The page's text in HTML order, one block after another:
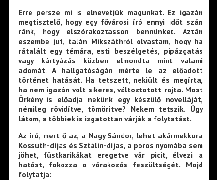
Erre persze mi is elnevetjük magunkat. Ez igazán
megtisztelő, hogy egy fővárosi író ennyi időt szán
ránk, hogy elszórakoztasson bennünket. Aztán
eszembe jut, talán Mikszáthról olvastam, hogy ha
rátalált egy témára, esti beszélgetés, pipázgatás
vagy kártyázás közben elmondta mint valami
adomát. A hallgatóságán mérte le az előadott
történet hatását. Ha tetszett, nekiült és megírta,
ha nem igazán volt sikeres, változtatott rajta. Most
Örkény is előadja nekünk egy készülő novelláját,
némileg rövidítve, tömörítve? Nekem tetszik. Úgy
látom, a többiek is izgatottan várják a folytatást.
Az író, mert ő az, a Nagy Sándor, lehet akármekkora
Kossuth-díjas és Sztálin-díjas, a poros nyomába sem
jöhet, füstkarikákat eregetve vár picit, élvezi a
hatást, fokozza a várakozás feszültségét. Majd
folytatja: